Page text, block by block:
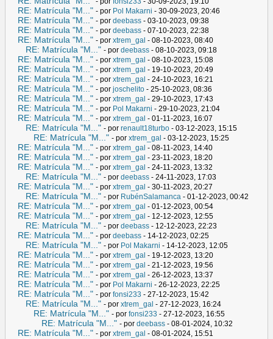
RE: Matrícula "M..." - por Pol Makarni - 30-09-2023, 20:46
RE: Matrícula "M..." - por deebass - 03-10-2023, 09:38
RE: Matrícula "M..." - por deebass - 07-10-2023, 22:38
RE: Matrícula "M..." - por xtrem_gal - 08-10-2023, 08:40
RE: Matrícula "M..." - por deebass - 08-10-2023, 09:18
RE: Matrícula "M..." - por xtrem_gal - 08-10-2023, 15:08
RE: Matrícula "M..." - por xtrem_gal - 19-10-2023, 20:49
RE: Matrícula "M..." - por xtrem_gal - 24-10-2023, 16:21
RE: Matrícula "M..." - por joschelito - 25-10-2023, 08:36
RE: Matrícula "M..." - por xtrem_gal - 29-10-2023, 17:43
RE: Matrícula "M..." - por Pol Makarni - 29-10-2023, 21:04
RE: Matrícula "M..." - por xtrem_gal - 01-11-2023, 16:07
RE: Matrícula "M..." - por renault18turbo - 03-12-2023, 15:15
RE: Matrícula "M..." - por xtrem_gal - 03-12-2023, 15:25
RE: Matrícula "M..." - por xtrem_gal - 08-11-2023, 14:40
RE: Matrícula "M..." - por xtrem_gal - 23-11-2023, 18:20
RE: Matrícula "M..." - por xtrem_gal - 24-11-2023, 13:32
RE: Matrícula "M..." - por deebass - 24-11-2023, 17:03
RE: Matrícula "M..." - por xtrem_gal - 30-11-2023, 20:27
RE: Matrícula "M..." - por RubénSalamanca - 01-12-2023, 00:42
RE: Matrícula "M..." - por xtrem_gal - 01-12-2023, 00:54
RE: Matrícula "M..." - por xtrem_gal - 12-12-2023, 12:55
RE: Matrícula "M..." - por deebass - 12-12-2023, 22:23
RE: Matrícula "M..." - por deebass - 14-12-2023, 02:25
RE: Matrícula "M..." - por Pol Makarni - 14-12-2023, 12:05
RE: Matrícula "M..." - por xtrem_gal - 19-12-2023, 13:20
RE: Matrícula "M..." - por xtrem_gal - 21-12-2023, 19:56
RE: Matrícula "M..." - por xtrem_gal - 26-12-2023, 13:37
RE: Matrícula "M..." - por Pol Makarni - 26-12-2023, 22:25
RE: Matrícula "M..." - por fonsi233 - 27-12-2023, 15:42
RE: Matrícula "M..." - por xtrem_gal - 27-12-2023, 16:24
RE: Matrícula "M..." - por fonsi233 - 27-12-2023, 16:55
RE: Matrícula "M..." - por deebass - 08-01-2024, 10:32
RE: Matrícula "M..." - por xtrem_gal - 08-01-2024, 15:51